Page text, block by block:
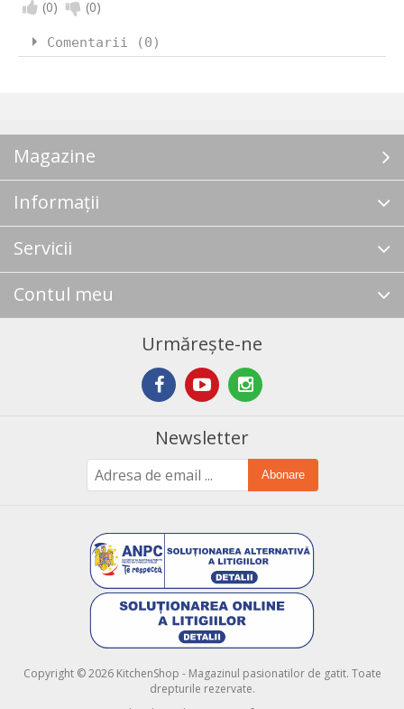
(0) (0)
Comentarii (0)
Magazine
Informații
Servicii
Contul meu
Urmărește-ne
Newsletter
Abonare
Copyright © 2026 KitchenShop - Magazinul pasionatilor de gatit. Toate
drepturile rezervate.